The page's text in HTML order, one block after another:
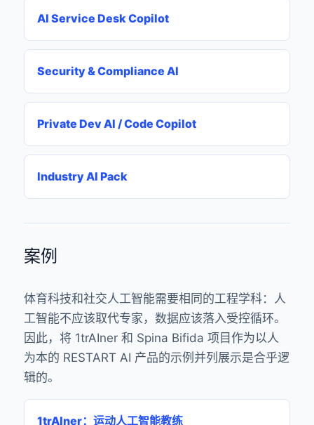
AI Service Desk Copilot
Security & Compliance AI
Private Dev AI / Code Copilot
Industry AI Pack
案例
体育科技和社交人工智能需要相同的工程学科：人
工智能不应该取代专家，数据应该落入受控循环。
因此，将 1trAIner 和 Spina Bifida 项目作为以人
为本的 RESTART AI 产品的示例并列展示是合乎逻
辑的。
1trAIner：运动人工智能教练